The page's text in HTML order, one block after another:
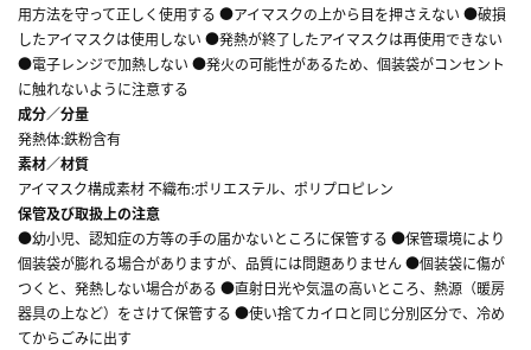
用方法を守って正しく使用する ●アイマスクの上から目を押さえない ●破損
したアイマスクは使用しない ●発熱が終了したアイマスクは再使用できない
●電子レンジで加熱しない ●発火の可能性があるため、個装袋がコンセント
に触れないように注意する
成分／分量
発熱体:鉄粉含有
素材／材質
アイマスク構成素材 不織布:ポリエステル、ポリプロピレン
保管及び取扱上の注意
●幼小児、認知症の方等の手の届かないところに保管する ●保管環境により
個装袋が膨れる場合がありますが、品質には問題ありません ●個装袋に傷が
つくと、発熱しない場合がある ●直射日光や気温の高いところ、熱源（暖房
器具の上など）をさけて保管する ●使い捨てカイロと同じ分別区分で、冷め
てからごみに出す